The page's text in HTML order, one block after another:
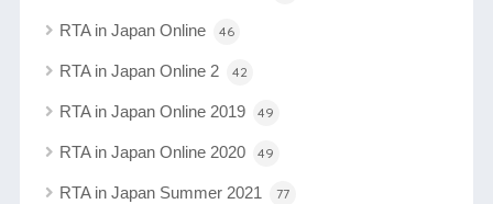
RTA in Japan Online 46
RTA in Japan Online 2 42
RTA in Japan Online 2019 49
RTA in Japan Online 2020 49
RTA in Japan Summer 2021 77